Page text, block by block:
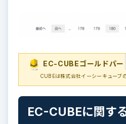
EC-CUBEゴールドパ
CUBEは株式会社イーシーキューブ
EC-CUBEに関す